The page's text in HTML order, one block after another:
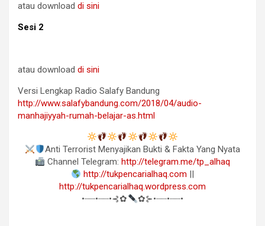
atau download di sini
Sesi 2
atau download di sini
Versi Lengkap Radio Salafy Bandung
http://www.salafybandung.com/2018/04/audio-
manhajiyyah-rumah-belajar-as.html
Anti Terrorist Menyajikan Bukti & Fakta Yang Nyata
Channel Telegram:http://telegram.me/tp_alhaq
http://tukpencarialhaq.com ||
http://tukpencarialhaq.wordpress.com
•┈┈•┈┈•⊰✿
✿⊱•┈┈•┈┈•